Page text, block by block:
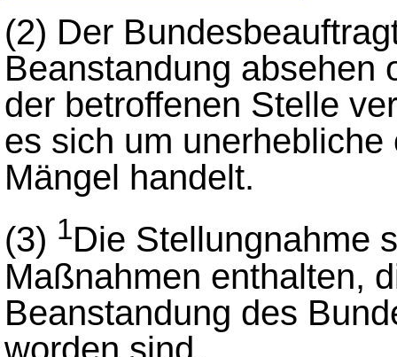
(2) Der
Beanstandung absehen
der betroffenen Stelle
es sich um
Mängel handelt.
(3) 1Die Stellungnahme
Maßnahmen enthalten,
Beanstandung des
worden sind.